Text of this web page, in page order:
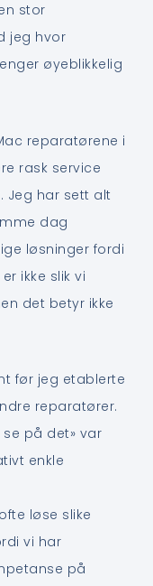
stor
jeg hvor
øyeblikkelig
reparatørene i
rask service
Jeg har sett alt
dag
løsninger fordi
ikke slik vi
det betyr ikke
før jeg etablerte
reparatører.
se på det» var
enkle
løse slike
vi har
på